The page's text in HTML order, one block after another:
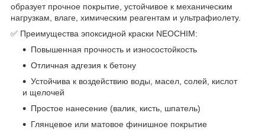
образует прочное покрытие, устойчивое к механическим
нагрузкам, влаге, химическим реагентам и ультрафиолету.
✅ Преимущества эпоксидной краски NEOCHIM:
Повышенная прочность и износостойкость
Отличная адгезия к бетону
Устойчива к воздействию воды, масел, солей, кислот
и щелочей
Простое нанесение (валик, кисть, шпатель)
Глянцевое или матовое финишное покрытие